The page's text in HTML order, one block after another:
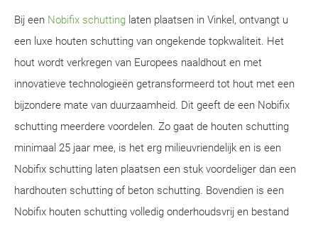
Bij een Nobifix schutting laten plaatsen in Vinkel, ontvangt u
een luxe houten schutting van ongekende topkwaliteit. Het
hout wordt verkregen van Europees naaldhout en met
innovatieve technologieën getransformeerd tot hout met een
bijzondere mate van duurzaamheid. Dit geeft de een Nobifix
schutting meerdere voordelen. Zo gaat de houten schutting
minimaal 25 jaar mee, is het erg milieuvriendelijk en is een
Nobifix schutting laten plaatsen een stuk voordeliger dan een
hardhouten schutting of beton schutting. Bovendien is een
Nobifix houten schutting volledig onderhoudsvrij en bestand